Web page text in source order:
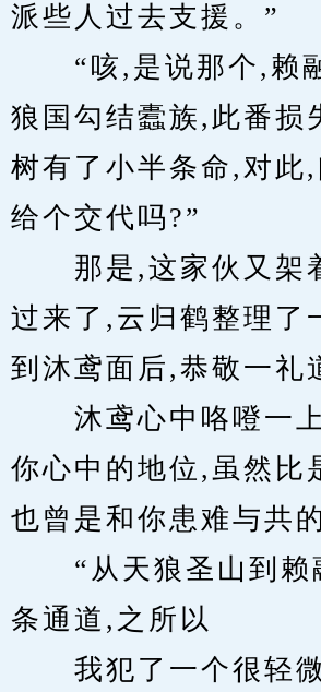
派些人过去支援。”
“咳,是说那个,赖
狼国勾结蠹族,此番损
树有了小半条命,对此
给个交代吗?”
那是,这家伙又架
过来了,云归鹤整理了
到沐鸢面后,恭敬一礼
沐鸢心中咯噔一上
你心中的地位,虽然比
也曾是和你患难与共
“从天狼圣山到赖
条通道,之所以
我犯了一个很轻微